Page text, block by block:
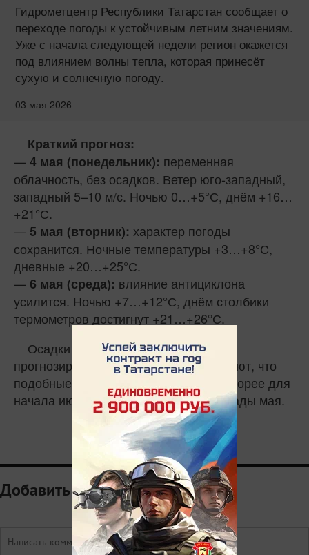
Гидрометцентр Республики Татарстан сообщает о
переходе погоды к устойчивым летним значениям.
Уже с начала следующей недели регион окажется
под влиянием волны тепла, которая принесёт
сухую и солнечную погоду.
03 мая 2026
Краткий прогноз:
—4 мая (понедельник): переменная
облачность, без осадков. Ветер юго-западный,
западный 5–10 м/с. Ночью 0…+5°С, днём +16…
+21°С.
— 5 мая (вторник): характер погоды
сохранится. Ночные температуры +3…+8°С,
дневные +20…+25°С.
—6 мая (среда): влияние антициклона
усилится. Ночью +7…+12°С, днём столбики
термометров достигнут +21…+26°С.
Осадки в указанный период не
прогнозируются. Специалисты отмечают, что
подобные температуры характерны скорее для
начала июня, нежели для первой декады мая.
Добавить комментарий